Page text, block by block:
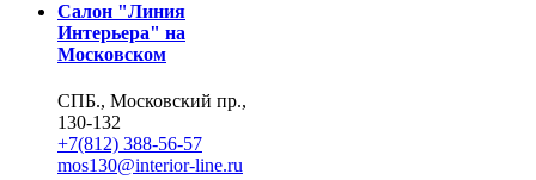
Салон "Линия
Интерьера" на
Московском
СПБ., Московский пр.,
130-132
+7(812) 388-56-57
mos130@interior-line.ru